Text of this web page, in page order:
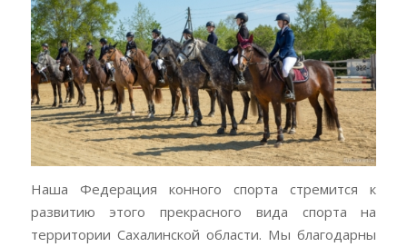
Наша Федерация конного спорта стремится к
развитию этого прекрасного вида спорта на
территории Сахалинской области. Мы благодарны